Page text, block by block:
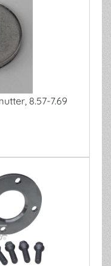
8.57-7.69